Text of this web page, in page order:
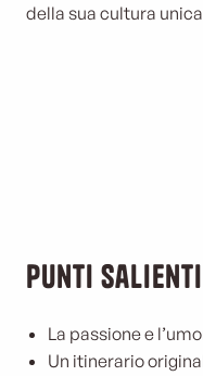
della sua cultura
Punti
La passione e
Un itinerario